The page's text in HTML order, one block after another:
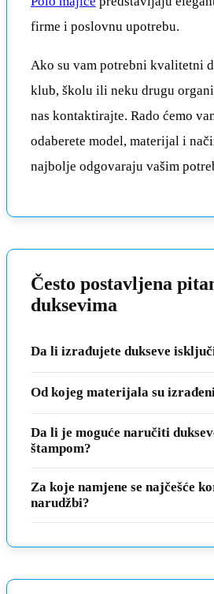
firme i poslovnu upotrebu.
Ako su vam potrebni kvalitetni
klub, školu ili neku drugu
nas kontaktirajte. Rado ćemo
odaberete model, materijal i
najbolje odgovaraju vašim
Često postavljena
duksevima
Da li izrađujete dukseve
Od kojeg materijala su
Da li je moguće naručiti
štampom?
Za koje namjene se najčešće
narudžbi?